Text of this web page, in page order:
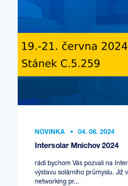
NOVINKA • 04. 06. 2024
Intersolar Mnichov 2024
rádi bychom Vás pozvali na
výstavu solárního průmyslu. Již
networking pr...